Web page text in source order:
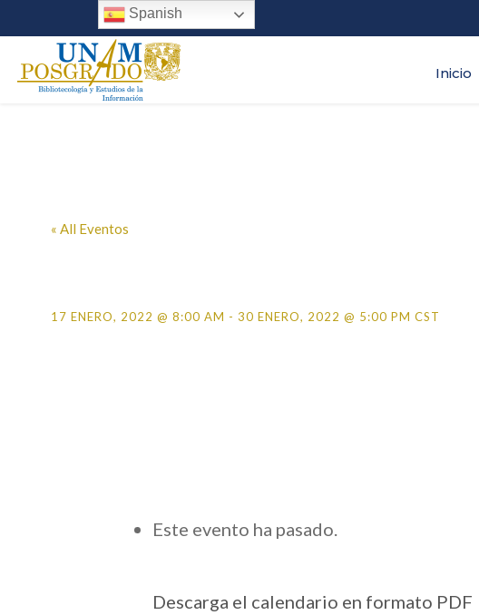
Inicio
« All Eventos
17 ENERO, 2022 @ 8:00 AM - 30 ENERO, 2022 @ 5:00 PM CST
Este evento ha pasado.
Descarga el calendario en formato PDF
Spanish